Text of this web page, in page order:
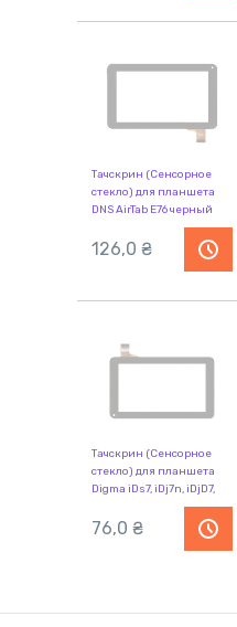
Тачскрин (Сенсорное
стекло) для планшета
DNS AirTab E76 черный
126,0 ₴
Тачскрин (Сенсорное
стекло) для планшета
Digma iDs7, iDj7n, iDjD7,
Digma Optima 7.1, Mystery
MID-721, SUPRA M720,
SOUICIN S18, ENOT E102,
76,0 ₴